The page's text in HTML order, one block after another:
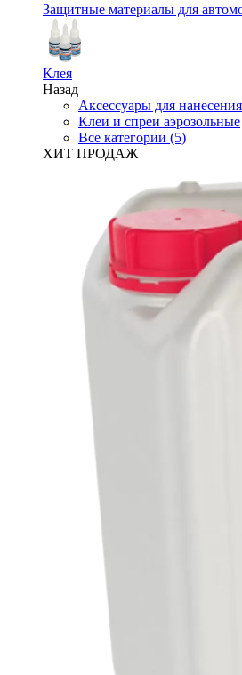
Защитные материалы для
Клея
Назад
Аксессуары для
Клеи и спреи аэрозольные
Все категории (5)
ХИТ ПРОДАЖ